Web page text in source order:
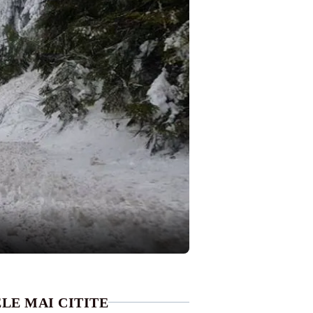
MAI CITITE